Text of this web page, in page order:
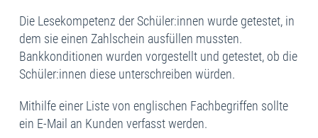
Die Lesekompetenz der Schüler:innen wurde getestet, in
dem sie einen Zahlschein ausfüllen mussten.
Bankkonditionen wurden vorgestellt und getestet, ob die
Schüler:innen diese unterschreiben würden.
Mithilfe einer Liste von englischen Fachbegriffen sollte
ein E-Mail an Kunden verfasst werden.